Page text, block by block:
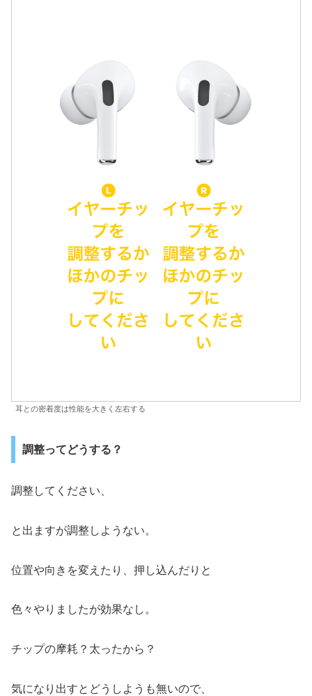
耳との密着度は性能を大きく左右する
調整ってどうする？
調整してください、
と出ますが調整しようない。
位置や向きを変えたり、押し込んだりと
色々やりましたが効果なし。
チップの摩耗？太ったから？
気になり出すとどうしようも無いので、